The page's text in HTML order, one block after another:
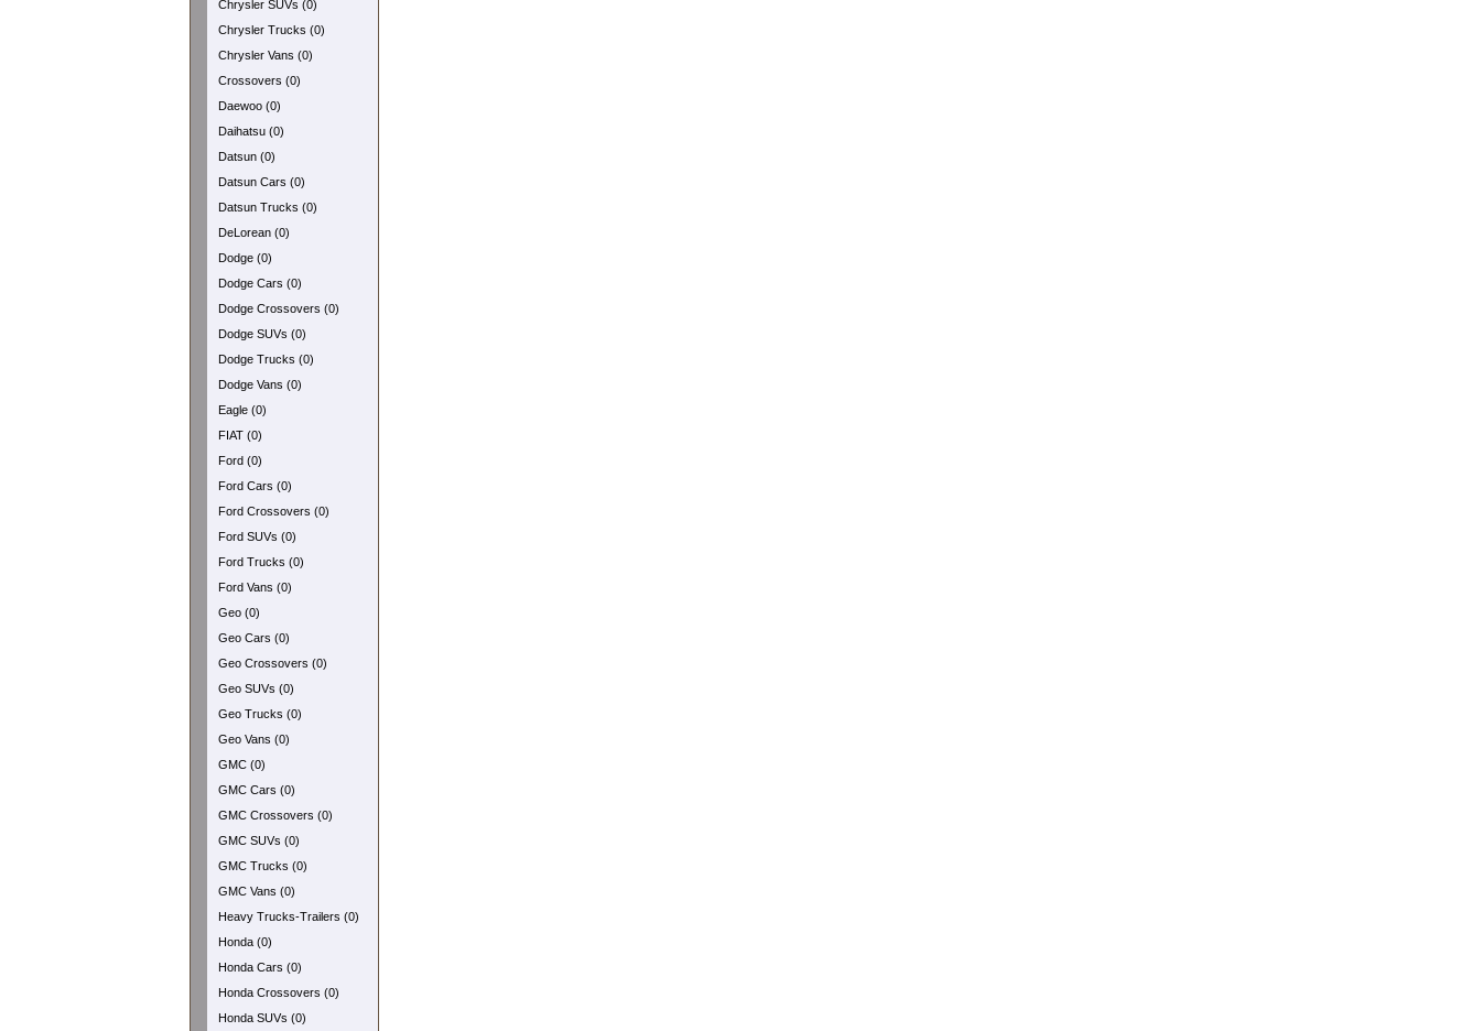
Chrysler SUVs (0)
Chrysler Trucks (0)
Chrysler Vans (0)
Crossovers (0)
Daewoo (0)
Daihatsu (0)
Datsun (0)
Datsun Cars (0)
Datsun Trucks (0)
DeLorean (0)
Dodge (0)
Dodge Cars (0)
Dodge Crossovers (0)
Dodge SUVs (0)
Dodge Trucks (0)
Dodge Vans (0)
Eagle (0)
FIAT (0)
Ford (0)
Ford Cars (0)
Ford Crossovers (0)
Ford SUVs (0)
Ford Trucks (0)
Ford Vans (0)
Geo (0)
Geo Cars (0)
Geo Crossovers (0)
Geo SUVs (0)
Geo Trucks (0)
Geo Vans (0)
GMC (0)
GMC Cars (0)
GMC Crossovers (0)
GMC SUVs (0)
GMC Trucks (0)
GMC Vans (0)
Heavy Trucks-Trailers (0)
Honda (0)
Honda Cars (0)
Honda Crossovers (0)
Honda SUVs (0)